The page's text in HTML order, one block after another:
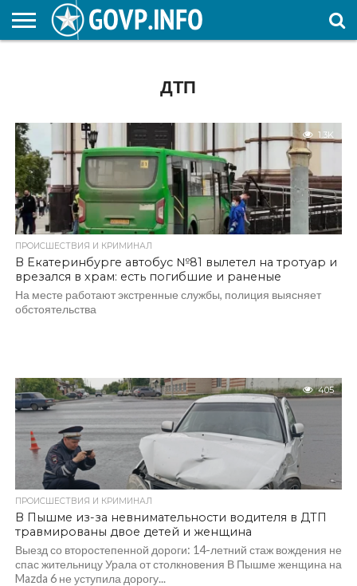
ДТП
1.3K
ПРОИСШЕСТВИЯ И КРИМИНАЛ
В Екатеринбурге автобус №81 вылетел на тротуар и
врезался в храм: есть погибшие и раненые
На месте работают экстренные службы, полиция выясняет
обстоятельства
405
ПРОИСШЕСТВИЯ И КРИМИНАЛ
В Пышме из-за невнимательности водителя в ДТП
травмированы двое детей и женщина
Выезд со второстепенной дороги: 14-летний стаж вождения не
спас жительницу Урала от столкновения В Пышме женщина на
Mazda 6 не уступила дорогу...